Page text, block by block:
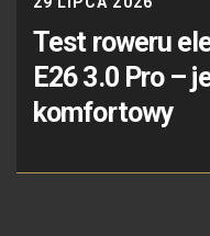
Test roweru
E26 3.0 Pro –
komfortowy